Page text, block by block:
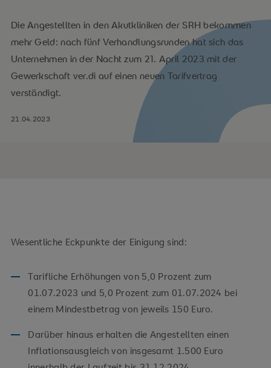
Die Angestellten in den Akutkliniken der SRH bekommen
mehr Geld: nach fünf Verhandlungsrunden hat sich das
Unternehmen in der Nacht zum 21. April 2023 mit der
Gewerkschaft ver.di auf einen neuen Tarifvertrag
verständigt.
21.04.2023
Wesentliche Eckpunkte der Einigung sind:
Tarifliche Erhöhungen von 5,0 Prozent zum
01.07.2023 und 5,0 Prozent zum 01.07.2024 bei
einem Mindestbetrag von jeweils 150 Euro.
Darüber hinaus erhalten die Angestellten einen
Inflationsausgleich von insgesamt 1.500 Euro